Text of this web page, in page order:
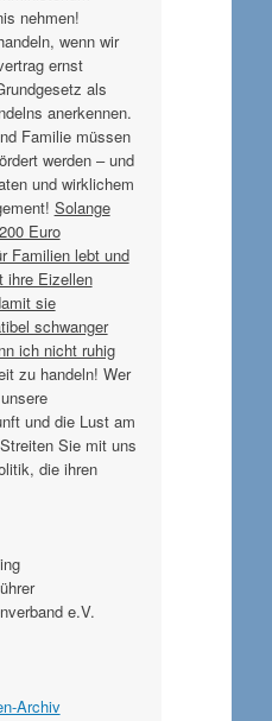
nehmen!
wenn wir
ernst
als
anerkennen.
Familie müssen
werden – und
und wirklichem
Solange
Euro
Familien lebt und
ihre Eizellen
sie
schwanger
ich nicht ruhig
zu handeln! Wer
und die Lust am
Sie mit uns
die ihren
e.V.
Archiv